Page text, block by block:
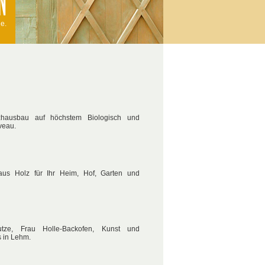
auf höchstem Biologisch und
Holz für Ihr Heim, Hof, Garten und
Frau Holle-Backofen, Kunst und
in Lehm.